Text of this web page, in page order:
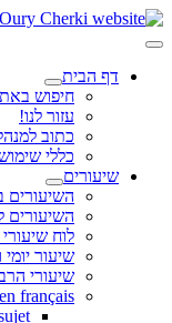
דף הבית
חיפוש
עזור לנו!
כתוב
כללי
שיעורים
השיעורים
לוח
שיעור
שיעורי
français